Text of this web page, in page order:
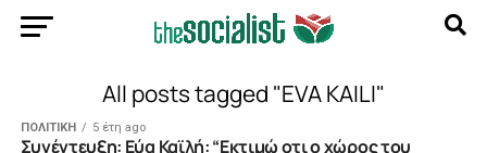
All posts tagged "EVA KAILI"
ΠΟΛΙΤΙΚΗ 5 έτη ago
Συνέντευξη: Εύα Καϊλή: “Εκτιμώ οτι ο χώρος του